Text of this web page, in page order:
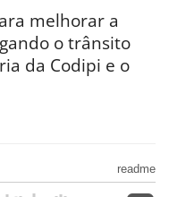
melhorar a
o trânsito
da Codipi e o
readme